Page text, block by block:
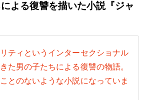
よる復讐を描いた小説『ジャ
ティというインターセクショナル
た男の子たちによる復讐の物語。
とのないような小説になっていま